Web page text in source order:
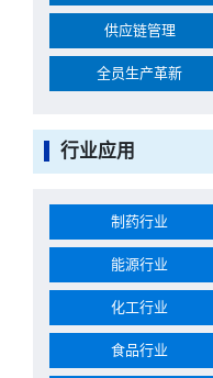
供应链管理
全员生产革新
行业应用
制药行业
能源行业
化工行业
食品行业